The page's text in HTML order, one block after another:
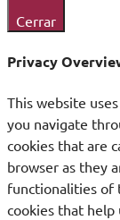
Cerrar
Privacy
This website
you navigate
cookies that are
browser as they
functionalities of
cookies that help